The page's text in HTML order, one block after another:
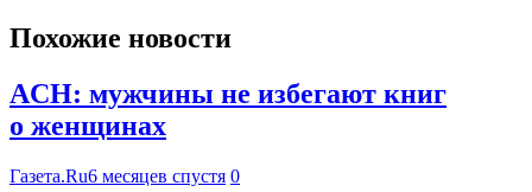
Похожие новости
ACH: мужчины не избегают книг
о женщинах
Газета.Ru6 месяцев спустя 0